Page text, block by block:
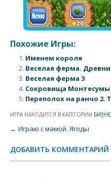
Похожие Игры:
Именем короля
Веселая ферма.
Веселая ферма 3
Сокровища Монтесумы
Переполох на ранчо 2.
ИГРА НАХОДИТСЯ В КАТЕГОРИИ
Post navigation
← Играю с мамой. Ягоды
ДОБАВИТЬ КОММЕНТАРИЙ